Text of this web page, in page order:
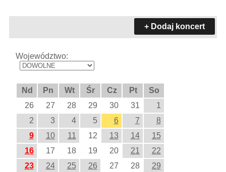
+ Dodaj koncert
Województwo:
Nd Pn Wt Śr Cz Pt
So
26
27 28 29 30 31
1
2
3 4 5 6 7
8
9
10 11 12 13 14
15
16
17 18 19 20 21
22
23
24 25 26 27 28
29